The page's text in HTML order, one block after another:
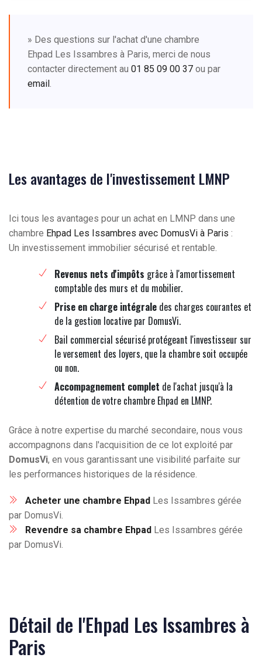
» Des questions sur l'achat d'une chambre
Ehpad Les Issambres à Paris, merci de nous
contacter directement au 01 85 09 00 37 ou par
email.
Les avantages de l'investissement LMNP
Ici tous les avantages pour un achat en LMNP dans une
chambre Ehpad Les Issambres avec DomusVi à Paris :
Un investissement immobilier sécurisé et rentable.
Revenus nets d'impôts grâce à l'amortissement
comptable des murs et du mobilier.
Prise en charge intégrale des charges courantes et
de la gestion locative par DomusVi.
Bail commercial sécurisé protégeant l'investisseur sur
le versement des loyers, que la chambre soit occupée
ou non.
Accompagnement complet de l'achat jusqu'à la
détention de votre chambre Ehpad en LMNP.
Grâce à notre expertise du marché secondaire, nous vous
accompagnons dans l'acquisition de ce lot exploité par
DomusVi, en vous garantissant une visibilité parfaite sur
les performances historiques de la résidence.
Acheter une chambre Ehpad Les Issambres gérée
par DomusVi.
Revendre sa chambre Ehpad Les Issambres gérée
par DomusVi.
Détail de l'Ehpad Les Issambres à
Paris